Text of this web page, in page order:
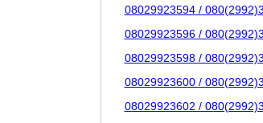
08029923594 /
08029923596 /
08029923598 /
08029923600 /
08029923602 /